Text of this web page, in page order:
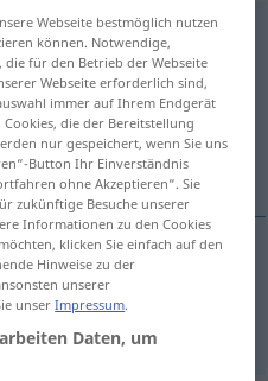
anklicken/antippen)
Webseite bestmöglich nutzen
können. Notwendige,
für den Betrieb der Webseite
Webseite erforderlich sind,
immer auf Ihrem Endgerät
die der Bereitstellung
nur gespeichert, wenn Sie uns
Button Ihr Einverständnis
ohne Akzeptieren“. Sie
zukünftige Besuche unserer
Informationen zu den Cookies
klicken Sie einfach auf den
Hinweise zu der
unserer
unserImpressum.
Daten, um